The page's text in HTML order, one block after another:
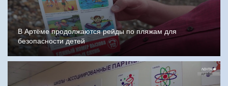
В Артёме продолжаются рейды по пляжам для
безопасности детей